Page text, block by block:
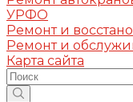
УРФО
Ремонт и
Ремонт и
Карта сайта